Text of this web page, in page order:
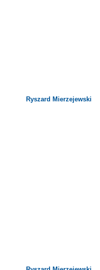
Ryszard Mierzejewski